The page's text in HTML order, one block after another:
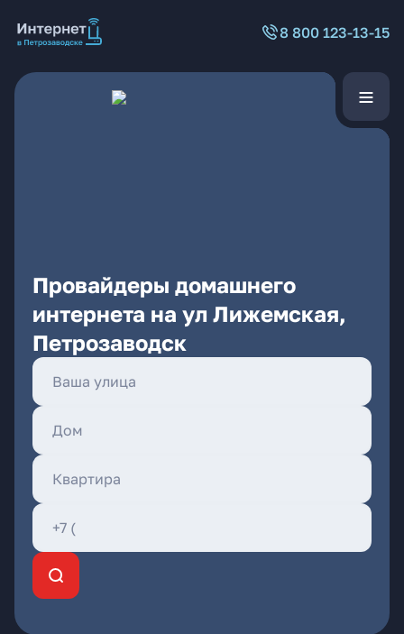
8 800 123-13-15
Провайдеры домашнего
интернета на ул Лижемская,
Петрозаводск